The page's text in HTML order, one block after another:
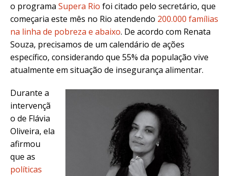
o programa Supera Rio foi citado pelo secretário, que
começaria este mês no Rio atendendo 200.000 famílias
na linha de pobreza e abaixo. De acordo com Renata
Souza, precisamos de um calendário de ações
específico, considerando que 55% da população vive
atualmente em situação de insegurança alimentar.
Durante a
intervençã
o de Flávia
Oliveira, ela
afirmou
que as
políticas